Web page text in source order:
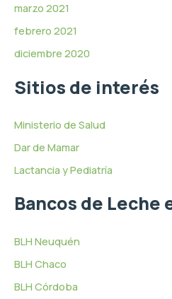
marzo 2021
febrero 2021
diciembre 2020
Sitios de interés
Ministerio de Salud
Dar de Mamar
Lactancia y Pediatría
Bancos de Leche
BLH Neuquén
BLH Chaco
BLH Córdoba